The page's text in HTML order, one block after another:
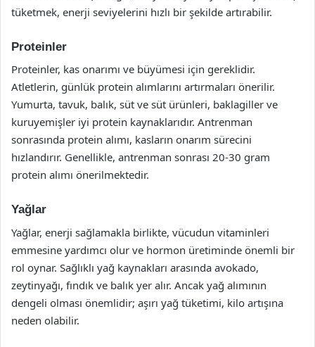
tüketmek, enerji seviyelerini hızlı bir şekilde artırabilir.
Proteinler
Proteinler, kas onarımı ve büyümesi için gereklidir.
Atletlerin, günlük protein alımlarını artırmaları önerilir.
Yumurta, tavuk, balık, süt ve süt ürünleri, baklagiller ve
kuruyemişler iyi protein kaynaklarıdır. Antrenman
sonrasında protein alımı, kasların onarım sürecini
hızlandırır. Genellikle, antrenman sonrası 20-30 gram
protein alımı önerilmektedir.
Yağlar
Yağlar, enerji sağlamakla birlikte, vücudun vitaminleri
emmesine yardımcı olur ve hormon üretiminde önemli bir
rol oynar. Sağlıklı yağ kaynakları arasında avokado,
zeytinyağı, fındık ve balık yer alır. Ancak yağ alımının
dengeli olması önemlidir; aşırı yağ tüketimi, kilo artışına
neden olabilir.